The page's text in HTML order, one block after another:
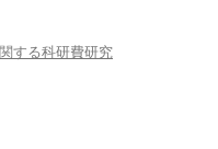
する科研費研究